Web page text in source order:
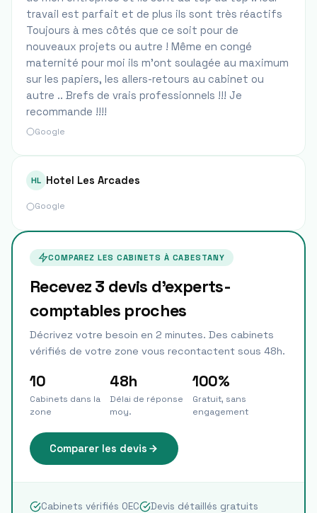
travail est parfait et de plus ils sont très réactifs
Toujours à mes côtés que ce soit pour de
nouveaux projets ou autre ! Même en congé
maternité pour moi ils m’ont soulagée au maximum
sur les papiers, les allers-retours au cabinet ou
autre .. Brefs de vrais professionnels !!! Je
recommande !!!!
Google
HL Hotel Les Arcades
Google
COMPAREZ LES CABINETS À CABESTANY
Recevez 3 devis d'experts-
comptables proches
Décrivez votre besoin en 2 minutes. Des cabinets
vérifiés de votre zone vous recontactent sous 48h.
10
Cabinets dans la
zone
48h
Délai de réponse
moy.
100%
Gratuit, sans
engagement
Comparer les devis
Cabinets vérifiés OEC
Devis détaillés gratuits